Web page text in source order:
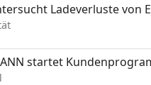
Ladeverluste von
startet